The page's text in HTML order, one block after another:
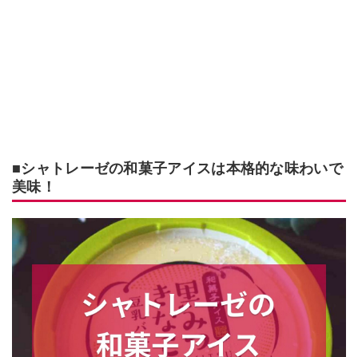
■シャトレーゼの和菓子アイスは本格的な味わいで
美味！